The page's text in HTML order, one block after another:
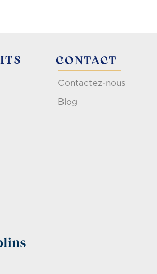
CONTACT
Contactez-nous
Blog